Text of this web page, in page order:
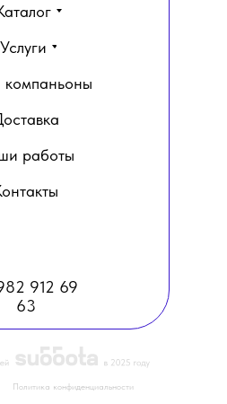
работы
Услуги
912 69
63
Политика конфиденциальности